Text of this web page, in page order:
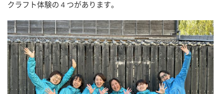
クラフト体験の４つがあります。